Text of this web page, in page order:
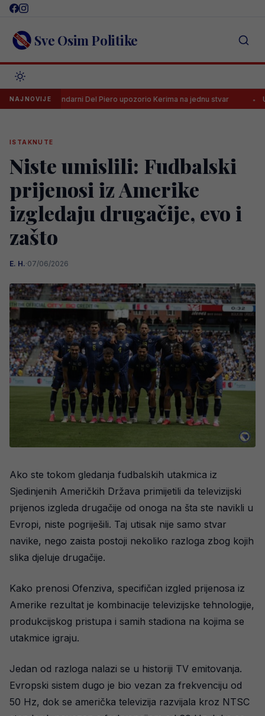
Skip
content Sve Osim Politike
NAJNOVIJE
Legendarni Del Piero upozorio Kerima na jednu stvar UEFA
ISTAKNUTE
Niste umislili: Fudbalski
prijenosi iz Amerike
izgledaju drugačije, evo i
zašto
E. H.·07/06/2026
Ako ste tokom gledanja fudbalskih utakmica iz
Sjedinjenih Američkih Država primijetili da televizijski
prijenos izgleda drugačije od onoga na šta ste navikli u
Evropi, niste pogriješili. Taj utisak nije samo stvar
navike, nego zaista postoji nekoliko razloga zbog kojih
slika djeluje drugačije.
Kako prenosi Ofenziva, specifičan izgled prijenosa iz
Amerike rezultat je kombinacije televizijske tehnologije,
produkcijskog pristupa i samih stadiona na kojima se
utakmice igraju.
Jedan od razloga nalazi se u historiji TV emitovanja.
Evropski sistem dugo je bio vezan za frekvenciju od
50 Hz, dok se američka televizija razvijala kroz NTSC